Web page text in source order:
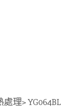
理> YG064BL